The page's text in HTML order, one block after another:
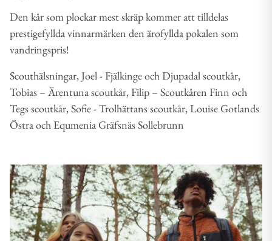
Den kår som plockar mest skräp kommer att tilldelas
prestigefyllda vinnarmärken den ärofyllda pokalen som
vandringspris!
Scouthälsningar, Joel - Fjälkinge och Djupadal scoutkår,
Tobias – Ärentuna scoutkår, Filip – Scoutkåren Finn och
Tegs scoutkår, Sofie - Trolhättans scoutkår, Louise Gotlands
Östra och Equmenia Gräfsnäs Sollebrunn